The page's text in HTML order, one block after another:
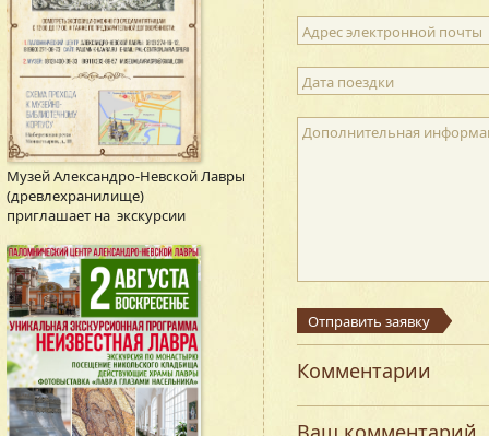
Музей Александро-Невской Лавры
(древлехранилище)
приглашает на экскурсии
Адрес электронной почты
Дата поездки
Дополнительная
Отправить заявку
Комментарии